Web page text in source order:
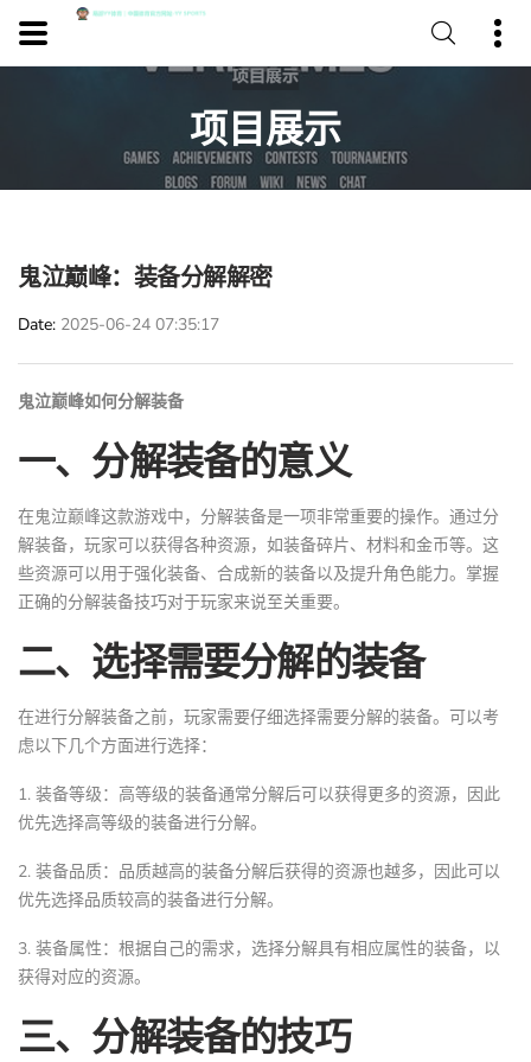
项目展示
鬼泣巅峰：装备分解解密
Date 2025-06-24 07:35:17
鬼泣巅峰如何分解装备
一、分解装备的意义
在鬼泣巅峰这款游戏中，分解装备是一项非常重要的操作。通过分
解装备，玩家可以获得各种资源，如装备碎片、材料和金币等。这
些资源可以用于强化装备、合成新的装备以及提升角色能力。掌握
正确的分解装备技巧对于玩家来说至关重要。
二、选择需要分解的装备
在进行分解装备之前，玩家需要仔细选择需要分解的装备。可以考
虑以下几个方面进行选择：
1. 装备等级：高等级的装备通常分解后可以获得更多的资源，因此
优先选择高等级的装备进行分解。
2. 装备品质：品质越高的装备分解后获得的资源也越多，因此可以
优先选择品质较高的装备进行分解。
3. 装备属性：根据自己的需求，选择分解具有相应属性的装备，以
获得对应的资源。
三、分解装备的技巧